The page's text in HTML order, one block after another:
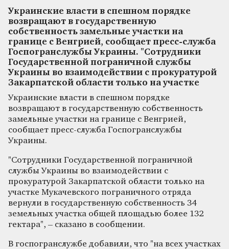
Украинские власти в спешном порядке
возвращают в государственную
собственность замельные участки на
границе с Венгрией, сообщает пресс-служба
Госпогранслужбы Украины. "Сотрудники
Государственной пограничной службы
Украины во взаимодействии с прокуратурой
Закарпатской области только на участке
Украинские власти в спешном порядке
возвращают в государственную собственность
замельные участки на границе с Венгрией,
сообщает пресс-служба Госпогранслужбы
Украины.
"Сотрудники Государственной пограничной
службы Украины во взаимодействии с
прокуратурой Закарпатской области только на
участке Мукачевского пограничного отряда
вернули в государственную собственность 34
земельных участка общей площадью более 132
гектара", – сказано в сообщении.
В госпогранслужбе добавили, что "на всех участках